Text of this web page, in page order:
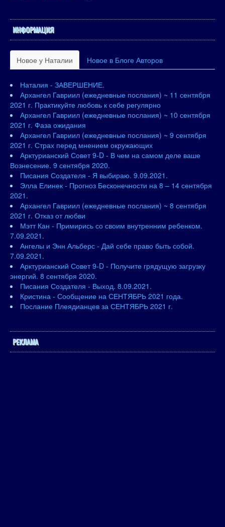
ИНФОРМАЦИЯ
Новое у Наталии Новое в Блоге Авторов
Наталия - ЗАВЕРШЕНИЕ.
Архангел Гавриил (ежедневные послания) ~ 11 сентября
2021 г. Практикуйте любовь к себе регулярно
Архангел Гавриил (ежедневные послания) ~ 10 сентября
2021 г. Фаза ожидания
Архангел Гавриил (ежедневные послания) ~ 9 сентября
2021 г. Страх перед мнением окружающих
Арктурианский Совет 9-D - В чем на самом деле ваше
Вознесение. 9 сентября 2020.
Писания Создателя - Я выбираю. 9.09.2021.
Элла Елинек - Прогноз Бесконечности на 8 – 14 сентября
2021.
Архангел Гавриил (ежедневные послания) ~ 8 сентября
2021 г. Отказ от любви
Мэтт Кан - Примирись со своим внутренним ребенком.
7.09.2021.
Ангелы и Энн Альберс - Дай себе право быть собой.
7.09.2021.
Арктурианский Совет 9-D - Получите грядущую загрузку
энергий. 8 сентября 2020.
Писания Создателя - Выход. 8.09.2021.
Кристина - Сообщение на СЕНТЯБРЬ 2021 года.
Послание Плеядианцев за СЕНТЯБРЬ 2021 г.
РЕКЛАМА